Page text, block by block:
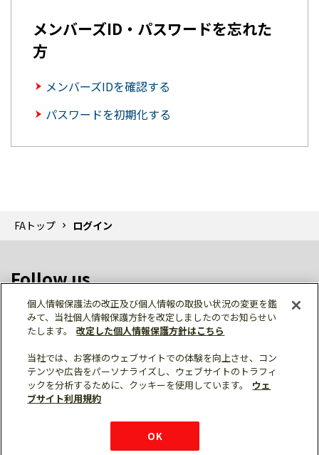
メンバーズID・パスワードを忘れた
方
メンバーズIDを確認する
パスワードを初期化する
FAトップ ログイン
Follow us
個人情報保護 利用規約
ご利用にあたって
サイトマップ
三菱電機トップ
個人情報保護法の改正及び個人情報の取扱い状況の変更を鑑
みて、当社個人情報保護方針を改定しましたのでお知らせい
たします。
改定した個人情報保護方針はこちら
当社では、お客様のウェブサイトでの体験を向上させ、コン
テンツや広告をパーソナライズし、ウェブサイトのトラフィ
ックを分析するために、クッキーを使用しています。
ウェ
ブサイト利用規約
OK
チャットサービス